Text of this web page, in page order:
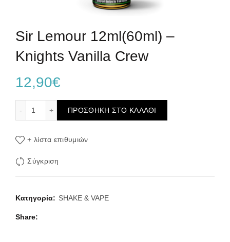
Sir Lemour 12ml(60ml) –
Knights Vanilla Crew
12,90€
ΠΡΟΣΘΉΚΗ ΣΤΟ ΚΑΛΆΘΙ
+ λίστα επιθυμιών
Σύγκριση
Κατηγορία: SHAKE & VAPE
Share